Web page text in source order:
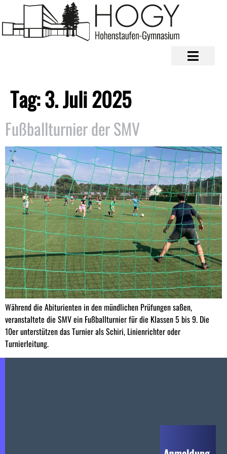
Tag:3. Juli 2025
Fußballturnier der SMV
Während die Abiturienten in den mündlichen Prüfungen saßen,
veranstaltete die SMV ein Fußballturnier für die Klassen 5 bis 9. Die
10er unterstützen das Turnier als Schiri, Linienrichter oder
Turnierleitung.